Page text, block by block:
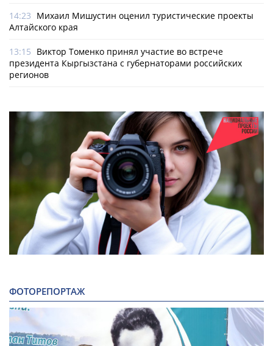
14:23 Михаил Мишустин оценил туристические проекты
Алтайского края
13:15 Виктор Томенко принял участие во встрече
президента Кыргызстана с губернаторами российских
регионов
ФОТОРЕПОРТАЖ